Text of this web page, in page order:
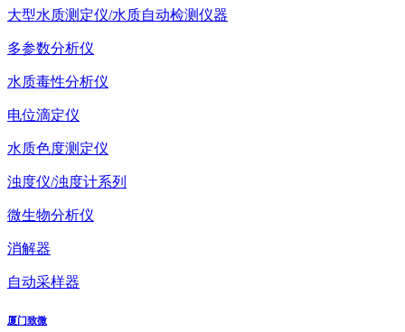
大型水质测定仪/水质自动检测仪器
多参数分析仪
水质毒性分析仪
电位滴定仪
水质色度测定仪
浊度仪/浊度计系列
微生物分析仪
消解器
自动采样器
厦门致微